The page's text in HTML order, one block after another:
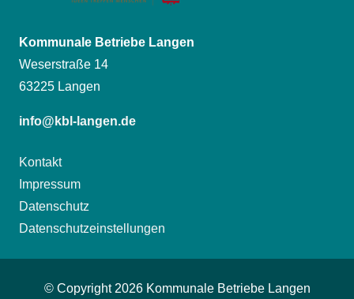
Kommunale Betriebe Langen
Weserstraße 14
63225 Langen
info@kbl-langen.de
Kontakt
Impressum
Datenschutz
Datenschutzeinstellungen
© Copyright 2026 Kommunale Betriebe Langen